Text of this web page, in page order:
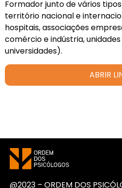
Formador junto de vários
território nacional e
hospitais, associações
comércio e indústria,
universidades).
ABRIR
@2023 – ORDEM DOS